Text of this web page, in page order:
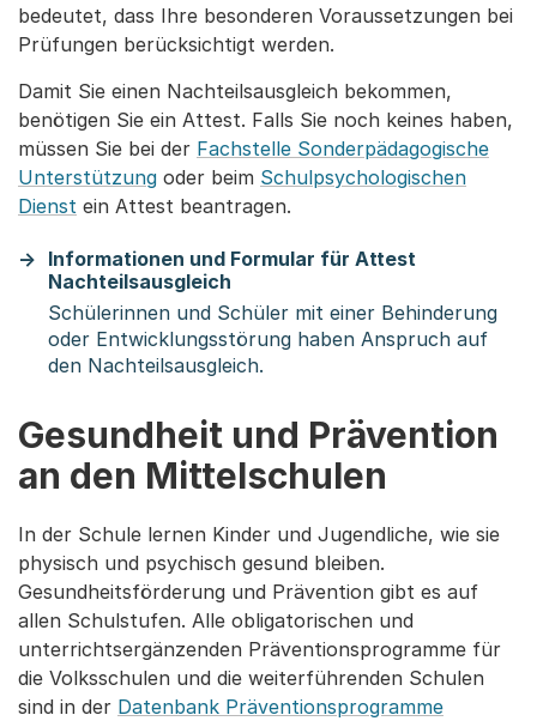
bedeutet, dass Ihre besonderen Voraussetzungen bei
Prüfungen berücksichtigt werden.
Damit Sie einen Nachteilsausgleich bekommen,
benötigen Sie ein Attest. Falls Sie noch keines haben,
müssen Sie bei der Fachstelle Sonderpädagogische
Unterstützung oder beim Schulpsychologischen
Dienst ein Attest beantragen.
Informationen und Formular für Attest
Nachteilsausgleich
Schülerinnen und Schüler mit einer Behinderung
oder Entwicklungsstörung haben Anspruch auf
den Nachteilsausgleich.
Gesundheit und Prävention
an den Mittelschulen
In der Schule lernen Kinder und Jugendliche, wie sie
physisch und psychisch gesund bleiben.
Gesundheitsförderung und Prävention gibt es auf
allen Schulstufen. Alle obligatorischen und
unterrichtsergänzenden Präventionsprogramme für
die Volksschulen und die weiterführenden Schulen
sind in der Datenbank Präventionsprogramme